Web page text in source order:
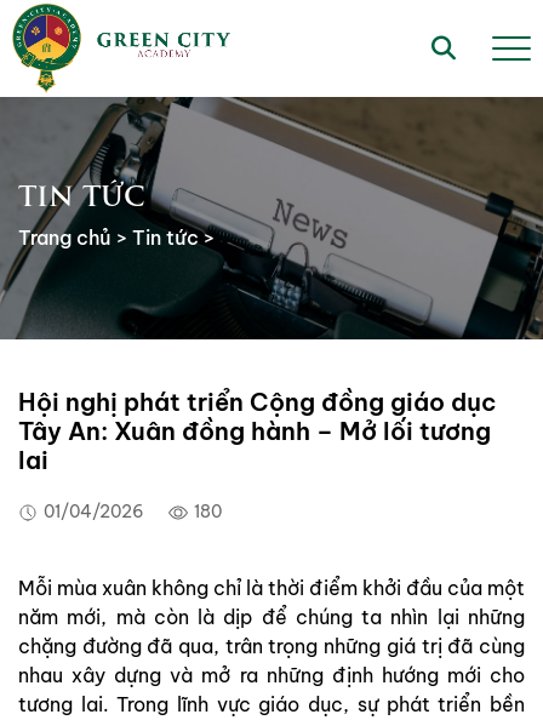
TIN TỨC
Trang chủ > Tin tức>
Hội nghị phát triển Cộng đồng giáo dục
Tây An: Xuân đồng hành – Mở lối tương
lai
01/04/2026 180
Mỗi mùa xuân không chỉ là thời điểm khởi đầu của một
năm mới, mà còn là dịp để chúng ta nhìn lại những
chặng đường đã qua, trân trọng những giá trị đã cùng
nhau xây dựng và mở ra những định hướng mới cho
tương lai. Trong lĩnh vực giáo dục, sự phát triển bền